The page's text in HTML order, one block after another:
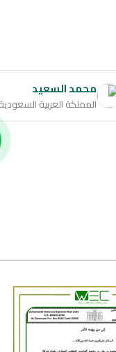
محمد السعيد
المملكة العربية السعودية